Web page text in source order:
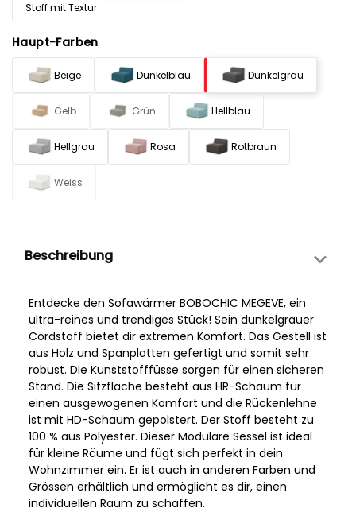
Stoff mit Textur
Haupt-Farben
Beige Dunkelblau Dunkelgrau
Gelb Grün Hellblau
Hellgrau Rosa Rotbraun
Weiss
Beschreibung
Entdecke den Sofawärmer BOBOCHIC MEGEVE, ein
ultra-reines und trendiges Stück! Sein dunkelgrauer
Cordstoff bietet dir extremen Komfort. Das Gestell ist
aus Holz und Spanplatten gefertigt und somit sehr
robust. Die Kunststofffüsse sorgen für einen sicheren
Stand. Die Sitzfläche besteht aus HR-Schaum für
einen ausgewogenen Komfort und die Rückenlehne
ist mit HD-Schaum gepolstert. Der Stoff besteht zu
100 % aus Polyester. Dieser Modulare Sessel ist ideal
für kleine Räume und fügt sich perfekt in dein
Wohnzimmer ein. Er ist auch in anderen Farben und
Grössen erhältlich und ermöglicht es dir, einen
individuellen Raum zu schaffen.